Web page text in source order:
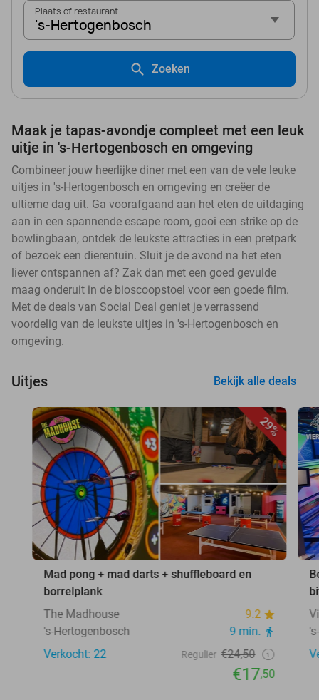
Plaats of restaurant
's-Hertogenbosch
Zoeken
Maak je tapas-avondje compleet met een leuk
uitje in 's-Hertogenbosch en omgeving
Combineer jouw heerlijke diner met een van de vele leuke
uitjes in 's-Hertogenbosch en omgeving en creëer de
ultieme dag uit. Ga voorafgaand aan het eten de uitdaging
aan in een spannende escape room, gooi een strike op de
bowlingbaan, ontdek de leukste attracties in een pretpark
of bezoek een dierentuin. Sluit je de avond na het eten
liever ontspannen af? Zak dan met een goed gevulde
maag onderuit in de bioscoopstoel voor een goede film.
Met de deals van Social Deal geniet je verrassend
voordelig van de leukste uitjes in 's-Hertogenbosch en
omgeving.
Uitjes Bekijk alle deals
29%
Mad pong + mad darts + shuffleboard en
borrelplank
The Madhouse
9.2
's-Hertogenbosch
9 min.
Verkocht: 22
Regulier €24,50
€17,50